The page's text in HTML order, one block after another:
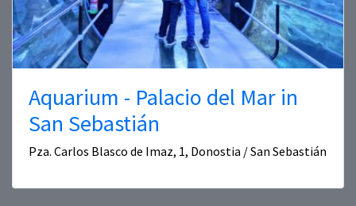
Aquarium - Palacio del Mar in
San Sebastián
Pza. Carlos Blasco de Imaz, 1, Donostia / San Sebastián